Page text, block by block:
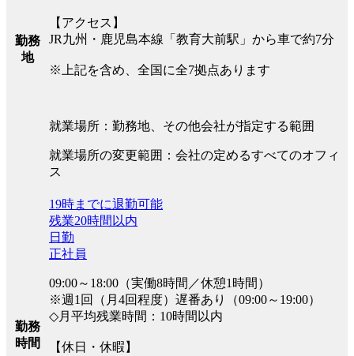
勤務
地
【アクセス】
JR九州・鹿児島本線「教育大前駅」から車で約7分
※上記を含め、全国に全7拠点あります
就業場所：勤務地、その他会社が指定する範囲
就業場所の変更範囲：会社の定めるすべてのオフィ
ス
勤務
時間
19時までに退勤可能
残業20時間以内
日勤
正社員
09:00～18:00（実働8時間／休憩1時間）
※週1回（月4回程度）遅番あり（09:00～19:00）
◇月平均残業時間：10時間以内
【休日・休暇】